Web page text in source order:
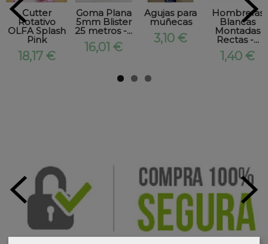
Cutter
Rotativo
OLFA Splash
Pink
18,17 €
Goma Plana
5mm Blister
25 metros -...
16,01 €
Agujas para
muñecas
3,10 €
Hombreras
Blancas
Montadas
Rectas -...
1,40 €